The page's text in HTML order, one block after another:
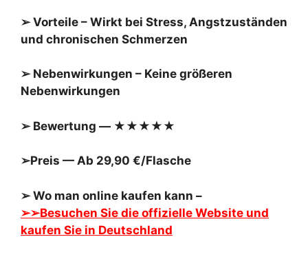
➢ Vorteile – Wirkt bei Stress, Angstzuständen
und chronischen Schmerzen
➢ Nebenwirkungen – Keine größeren
Nebenwirkungen
➢ Bewertung — ★★★★★
➢Preis — Ab 29,90 €/Flasche
➢ Wo man online kaufen kann –
➢➢Besuchen Sie die offizielle Website und
kaufen Sie in Deutschland